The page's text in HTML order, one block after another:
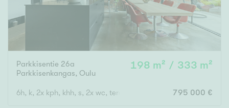
Parkkisentie 26a
Parkkisenkangas, Oulu
198 m² / 333 m²
6h, k, 2x kph, khh, s, 2x wc, terassi + uima-allas795 000 €